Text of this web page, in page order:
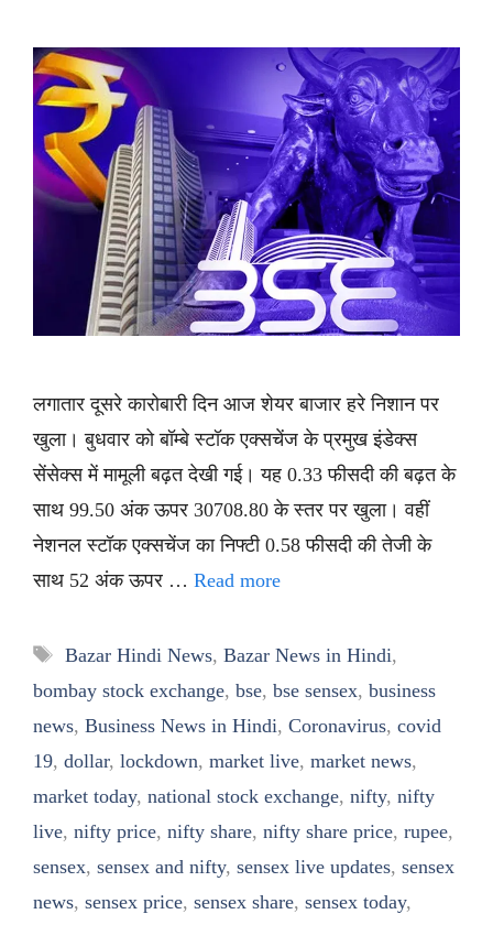
लगातार दूसरे कारोबारी दिन आज शेयर बाजार हरे निशान पर
खुला। बुधवार को बॉम्बे स्टॉक एक्सचेंज के प्रमुख इंडेक्स
सेंसेक्स में मामूली बढ़त देखी गई। यह 0.33 फीसदी की बढ़त के
साथ 99.50 अंक ऊपर 30708.80 के स्तर पर खुला। वहीं
नेशनल स्टॉक एक्सचेंज का निफ्टी 0.58 फीसदी की तेजी के
साथ 52 अंक ऊपर … Read more
Tags
Bazar Hindi News, Bazar News in Hindi,
bombay stock exchange, bse, bse sensex, business
news, Business News in Hindi, Coronavirus, covid
19, dollar, lockdown, market live, market news,
market today, national stock exchange, nifty, nifty
live, nifty price, nifty share, nifty share price, rupee,
sensex, sensex and nifty, sensex live updates, sensex
news, sensex price, sensex share, sensex today,